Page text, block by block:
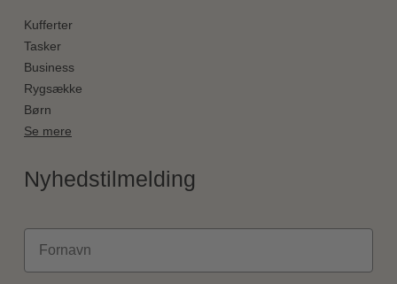
Kufferter
Tasker
Business
Rygsække
Børn
Se mere
Nyhedstilmelding
Fornavn